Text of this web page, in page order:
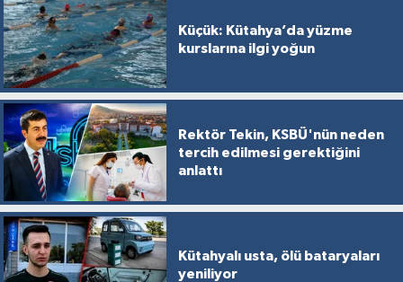
Küçük: Kütahya’da yüzme
kurslarına ilgi yoğun
Rektör Tekin, KSBÜ'nün neden
tercih edilmesi gerektiğini
anlattı
Kütahyalı usta, ölü bataryaları
yeniliyor